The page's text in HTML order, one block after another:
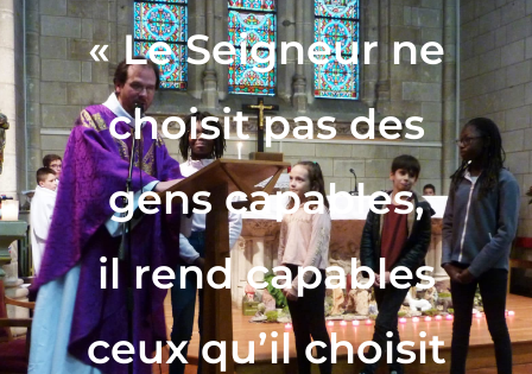
« Le Seigneur ne
choisit pas des
gens capables,
il rend capables
ceux qu’il choisit